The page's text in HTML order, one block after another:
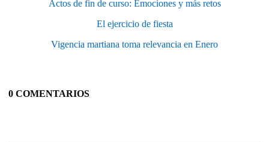
Actos de fin de curso: Emociones y más retos
El ejercicio de fiesta
Vigencia martiana toma relevancia en Enero
0 COMENTARIOS